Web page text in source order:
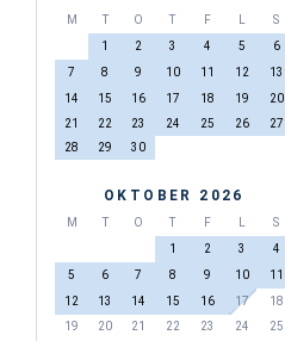
M T O T F
S
1
2 3 4 5
6
7
8 9 10 11 12
13
14
15 16 17 18 19
20
21
22 23 24 25 26
27
28
29 30
OKTOBER 2026
M T O T F
S
1
2 3
4
5
6 7 8 9 10
11
12
13 14 15 16 17
18
19
20 21 22 23 24
25